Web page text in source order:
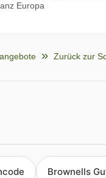
Europa
Zurück zur
Brownells